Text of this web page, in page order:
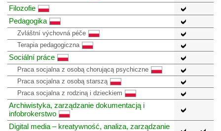
Filozofie
Pedagogika
Zvláštní výchovná péče
Terapia pedagogiczna
Sociální práce
Praca socjalna z osobą chorującą psychiczne
Praca socjalna z osobą starszą
Praca socjalna z rodziną i dzieckiem
Archiwistyka, zarządzanie dokumentacją i
infobrokerstwo
Digital media – kreatywność, analiza, zarządzanie